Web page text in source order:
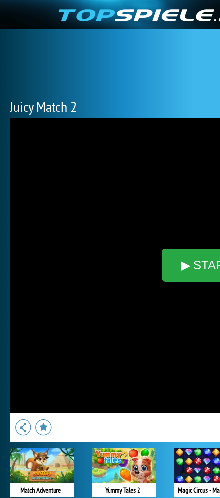
Juicy Match 2
▶
Match Adventure Yummy Tales 2 Magic Circus -